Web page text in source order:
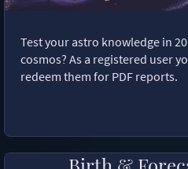
Test your astro knowledge in
cosmos? As a registered user
redeem them for PDF reports.